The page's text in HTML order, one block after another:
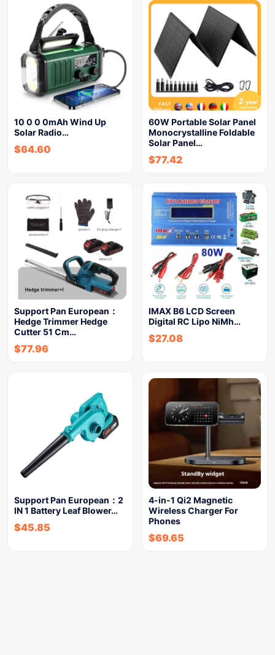
10 0 0 0mAh Wind Up
Solar Radio…
$64.60
60W Portable Solar Panel
Monocrystalline Foldable
Solar Panel…
$77.42
Support Pan European：
Hedge Trimmer Hedge
Cutter 51 Cm…
$77.96
IMAX B6 LCD Screen
Digital RC Lipo NiMh…
$27.08
Support Pan European：2
IN 1 Battery Leaf Blower…
$45.85
4-in-1 Qi2 Magnetic
Wireless Charger For
Phones
$69.65